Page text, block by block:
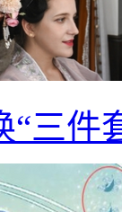
“三